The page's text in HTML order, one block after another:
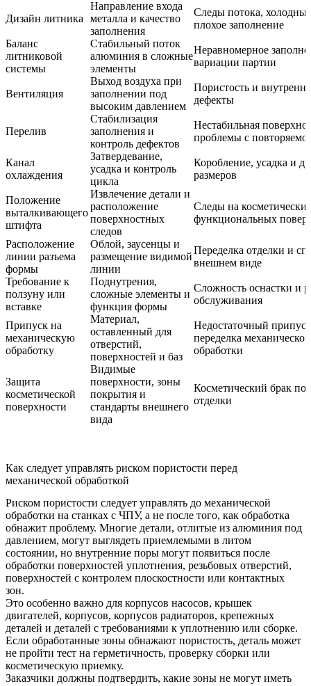
Дизайн литника
Направление входа
металла и качество
заполнения
Следы потока,
плохое заполнение
Баланс
литниковой
системы
Стабильный поток
алюминия в сложные
элементы
Неравномерное
вариации партии
Вентиляция
Выход воздуха при
заполнении под
высоким давлением
Пористость и
дефекты
Перелив
Стабилизация
заполнения и
контроль дефектов
Нестабильная
проблемы с
Канал
охлаждения
Затвердевание,
усадка и контроль
цикла
Коробление, усадка и
размеров
Положение
выталкивающего
штифта
Извлечение детали и
расположение
поверхностных
следов
Следы на
функциональных
Расположение
линии разъема
формы
Облой, заусенцы и
размещение видимой
линии
Переделка отделки и
внешнем виде
Требование к
ползуну или
вставке
Поднутрения,
сложные элементы и
функция формы
Сложность оснастки и
обслуживания
Припуск на
механическую
обработку
Материал,
оставленный для
отверстий,
поверхностей и баз
Недостаточный
переделка механической
обработки
Защита
косметической
поверхности
Видимые
поверхности, зоны
покрытия и
стандарты внешнего
вида
Косметический брак
отделки
Как следует управлять риском пористости перед
механической обработкой
Риском пористости следует управлять до механической
обработки на станках с ЧПУ, а не после того, как обработка
обнажит проблему. Многие детали, отлитые из алюминия под
давлением, могут выглядеть приемлемыми в литом
состоянии, но внутренние поры могут появиться после
обработки поверхностей уплотнения, резьбовых отверстий,
поверхностей с контролем плоскостности или контактных
зон.
Это особенно важно для корпусов насосов, крышек
двигателей, корпусов, корпусов радиаторов, крепежных
деталей и деталей с требованиями к уплотнению или сборке.
Если обработанные зоны обнажают пористость, деталь может
не пройти тест на герметичность, проверку сборки или
косметическую приемку.
Заказчики должны подтвердить, какие зоны не могут иметь